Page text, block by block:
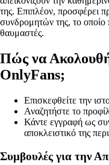
της. Επιπλέον, προσφέρει
συνδρομητών της, το οποίο
θαυμαστές.
Πώς να
OnlyFans;
Επισκεφθείτε την
Αναζητήστε το
Κάντε εγγραφή ως
αποκλειστικό της
Συμβουλές για την